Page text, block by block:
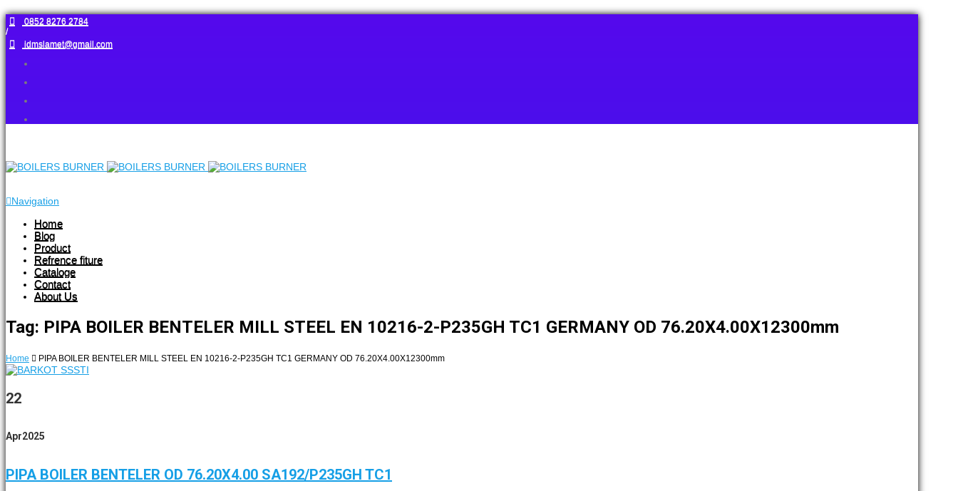
0852 8276 2784
/
idmslamet@gmail.com
Navigation
Home
Blog
Product
Refrence fiture
Cataloge
Contact
About Us
Tag: PIPA BOILER BENTELER MILL STEEL EN 10216-2-P235GH TC1 GERMANY OD 76.20X4.00X12300mm
Home PIPA BOILER BENTELER MILL STEEL EN 10216-2-P235GH TC1 GERMANY OD 76.20X4.00X12300mm
22
Apr2025
PIPA BOILER BENTELER OD 76.20X4.00 SA192/P235GH TC1